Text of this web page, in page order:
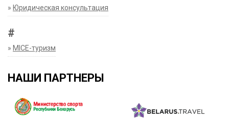
» Юридическая консультация
#
» MICE-туризм
НАШИ ПАРТНЕРЫ